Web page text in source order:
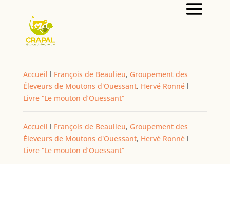
Accueil l François de Beaulieu, Groupement des
Éleveurs de Moutons d'Ouessant, Hervé Ronnél
Livre “Le mouton d’Ouessant”
Accueil l François de Beaulieu, Groupement des
Éleveurs de Moutons d'Ouessant, Hervé Ronnél
Livre “Le mouton d’Ouessant”